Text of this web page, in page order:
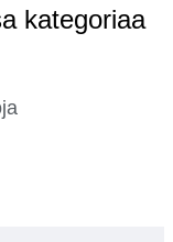
kategoriaa